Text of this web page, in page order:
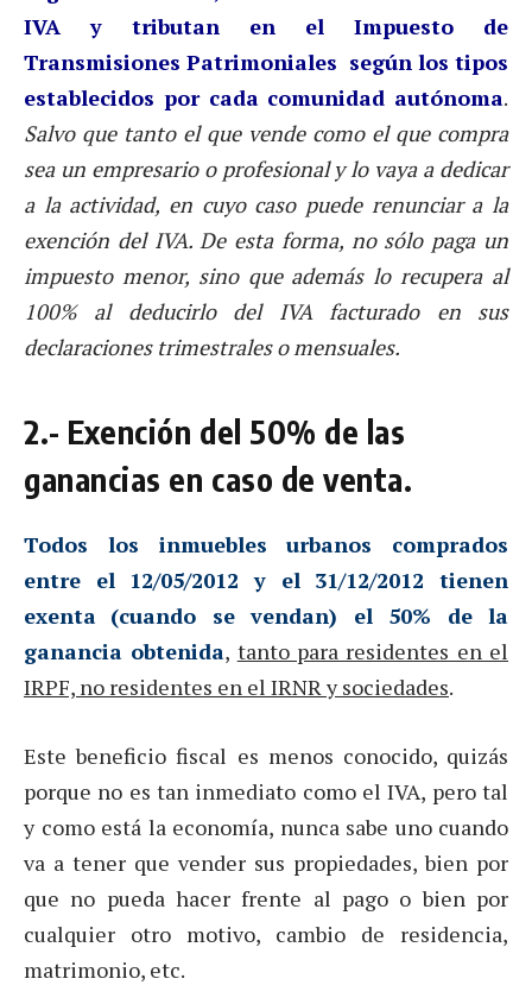
IVA y tributan en el Impuesto de
Transmisiones Patrimoniales según los tipos
establecidos por cada comunidad autónoma.
Salvo que tanto el que vende como el que compra
sea un empresario o profesional y lo vaya a dedicar
a la actividad, en cuyo caso puede renunciar a la
exención del IVA. De esta forma, no sólo paga un
impuesto menor, sino que además lo recupera al
100% al deducirlo del IVA facturado en sus
declaraciones trimestrales o mensuales.
2.- Exención del 50% de las
ganancias en caso de venta.
Todos los inmuebles urbanos comprados
entre el 12/05/2012 y el 31/12/2012 tienen
exenta (cuando se vendan) el 50% de la
ganancia obtenida, tanto para residentes en el
IRPF, no residentes en el IRNR y sociedades.
Este beneficio fiscal es menos conocido, quizás
porque no es tan inmediato como el IVA, pero tal
y como está la economía, nunca sabe uno cuando
va a tener que vender sus propiedades, bien por
que no pueda hacer frente al pago o bien por
cualquier otro motivo, cambio de residencia,
matrimonio, etc.